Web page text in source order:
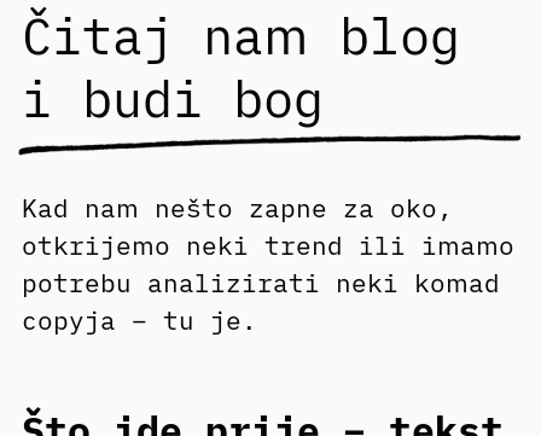
Čitaj nam blog
i budi bog
Kad nam nešto zapne za oko,
otkrijemo neki trend ili imamo
potrebu analizirati neki komad
copyja – tu je.